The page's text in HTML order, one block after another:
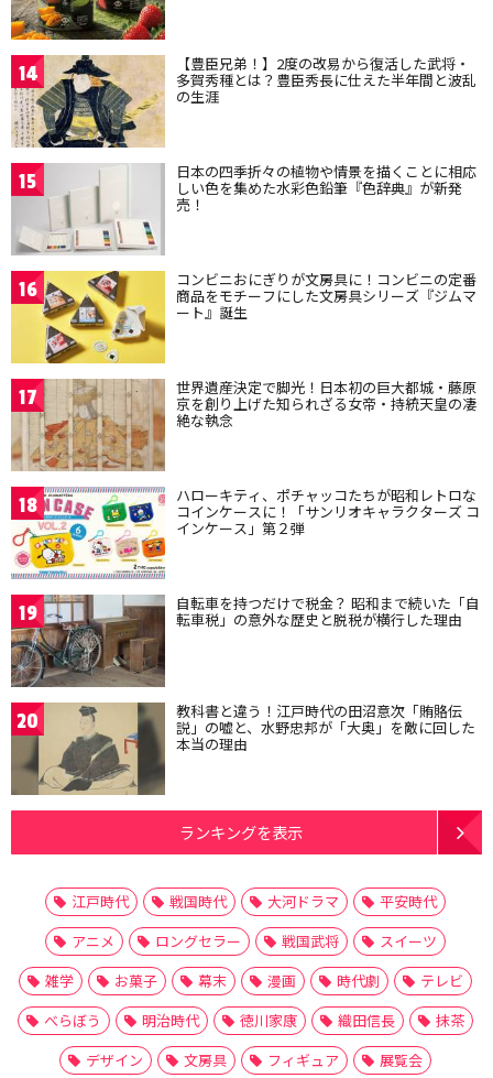
14 【豊臣兄弟！】2度の改易から復活した武将・
多賀秀種とは？豊臣秀長に仕えた半年間と波乱
の生涯
15 日本の四季折々の植物や情景を描くことに相応
しい色を集めた水彩色鉛筆『色辞典』が新発
売！
16 コンビニおにぎりが文房具に！コンビニの定番
商品をモチーフにした文房具シリーズ『ジムマ
ート』誕生
17 世界遺産決定で脚光！日本初の巨大都城・藤原
京を創り上げた知られざる女帝・持統天皇の凄
絶な執念
18 ハローキティ、ポチャッコたちが昭和レトロな
コインケースに！「サンリオキャラクターズ コ
インケース」第２弾
19 自転車を持つだけで税金？ 昭和まで続いた「自
転車税」の意外な歴史と脱税が横行した理由
20 教科書と違う！江戸時代の田沼意次「賄賂伝
説」の嘘と、水野忠邦が「大奥」を敵に回した
本当の理由
ランキングを表示
江戸時代 戦国時代 大河ドラマ
平安時代
アニメ
ロングセラー 戦国武将
スイーツ
雑学
お菓子 幕末 漫画 時代劇
テレビ
べらぼう
明治時代 徳川家康 織田信長
抹茶
デザイン
文房具 フィギュア
展覧会